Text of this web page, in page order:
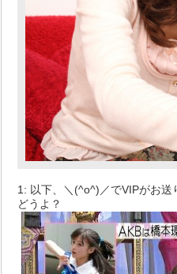
1: 以下、＼(^o^)／でVIPがお
どうよ？